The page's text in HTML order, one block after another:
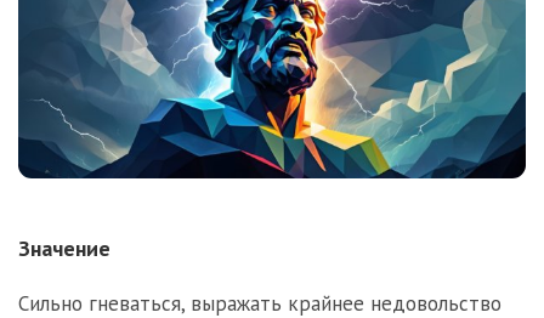
Значение
Сильно гневаться, выражать крайнее недовольство